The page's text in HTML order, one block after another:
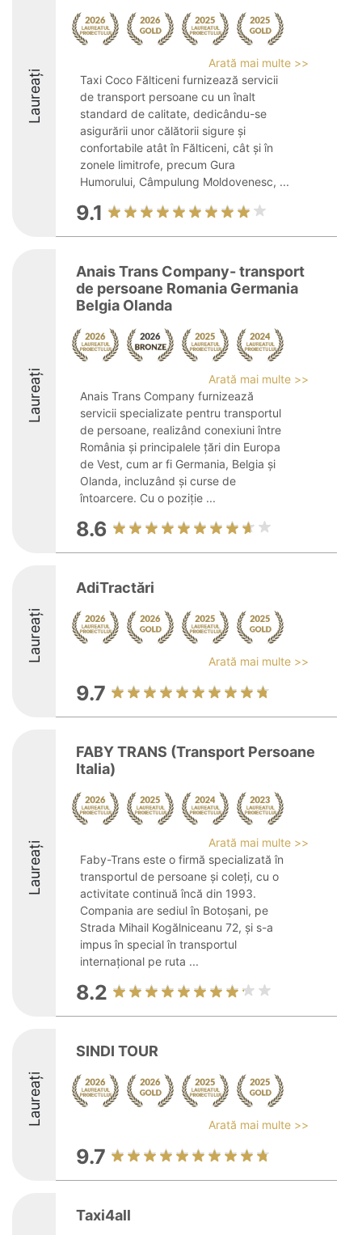
Laureați
Arată mai multe >>
Taxi Coco Fălticeni furnizează servicii
de transport persoane cu un înalt
standard de calitate, dedicându-se
asigurării unor călătorii sigure și
confortabile atât în Fălticeni, cât și în
zonele limitrofe, precum Gura
Humorului, Câmpulung Moldovenesc, ...
9.1
Laureați
Anais Trans Company- transport
de persoane Romania Germania
Belgia Olanda
Arată mai multe >>
Anais Trans Company furnizează
servicii specializate pentru transportul
de persoane, realizând conexiuni între
România și principalele țări din Europa
de Vest, cum ar fi Germania, Belgia și
Olanda, incluzând și curse de
întoarcere. Cu o poziție ...
8.6
Laureați
AdiTractări
Arată mai multe >>
9.7
Laureați
FABY TRANS (Transport Persoane
Italia)
Arată mai multe >>
Faby-Trans este o firmă specializată în
transportul de persoane și coleți, cu o
activitate continuă încă din 1993.
Compania are sediul în Botoșani, pe
Strada Mihail Kogălniceanu 72, și s-a
impus în special în transportul
internațional pe ruta ...
8.2
Laureați
SINDI TOUR
Arată mai multe >>
9.7
Taxi4all